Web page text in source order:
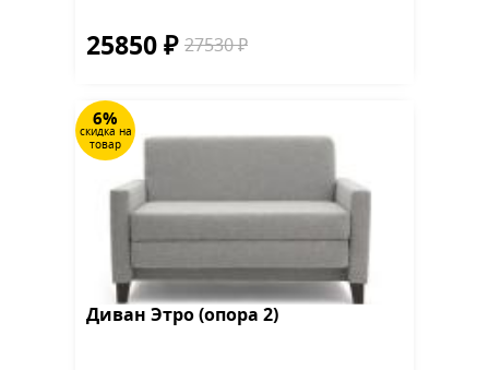
25850 ₽ 27530 ₽
6%
скидка на
товар
Диван Этро (опора 2)